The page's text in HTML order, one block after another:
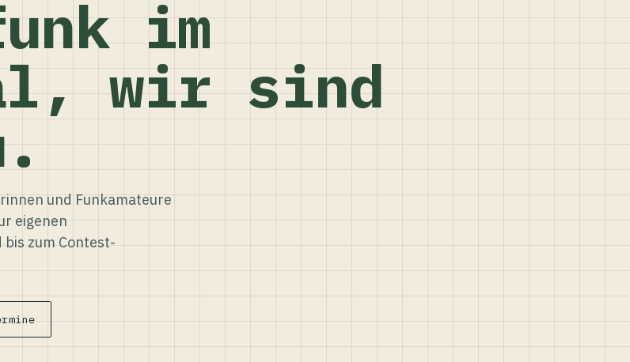
im
wir sind
und Funkamateure
eigenen
zum Contest-